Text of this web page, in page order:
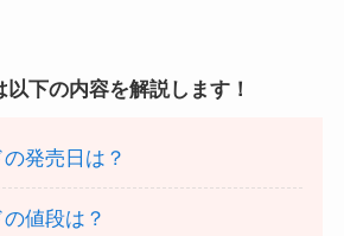
以下の内容を解説します！
発売日は？
値段は？